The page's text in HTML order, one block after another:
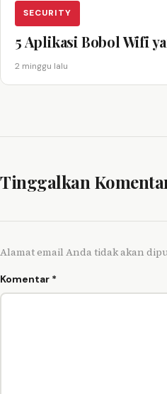
SECURITY
5 Aplikasi Bobol Wifi
2 minggu lalu
Tinggalkan
Alamat email Anda tidak akan
Komentar *